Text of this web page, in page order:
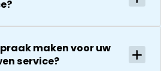
en snelle
kosten. Maar
ook dan
communeren
maken voor uw
service?